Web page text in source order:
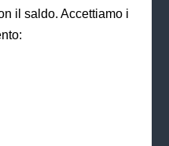
il saldo. Accettiamo i